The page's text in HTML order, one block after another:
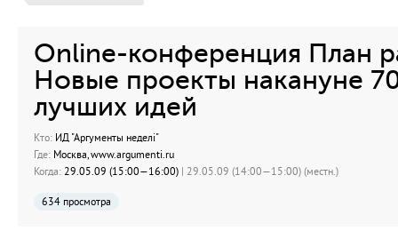
Online-конференция План
Новые проекты накануне
лучших идей
Кто: ИД "Аргументы неделi"
Где: Москва, www.argumenti.ru
Когда: 29.05.09 (15:00—16:00) | 29.05.09 (14:00—15:00) (местн.)
634 просмотра